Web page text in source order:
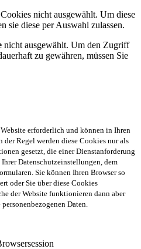
Cookies nicht ausgewählt. Um diese
sie diese per Auswahl zulassen.
nicht ausgewählt. Um den Zugriff
zu gewähren, müssen Sie
erforderlich und können in Ihren
Regel werden diese Cookies nur als
gesetzt, die einer Dienstanforderung
Datenschutzeinstellungen, dem
Sie können Ihren Browser so
oder Sie über diese Cookies
der Website funktionieren dann aber
Daten.